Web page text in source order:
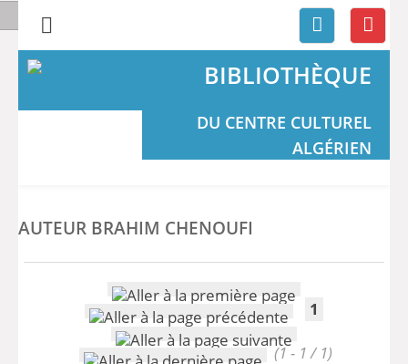
BIBLIOTHÈQUE
DU CENTRE CULTUREL
ALGÉRIEN
AUTEUR BRAHIM CHENOUFI
1
(1 - 1 / 1)